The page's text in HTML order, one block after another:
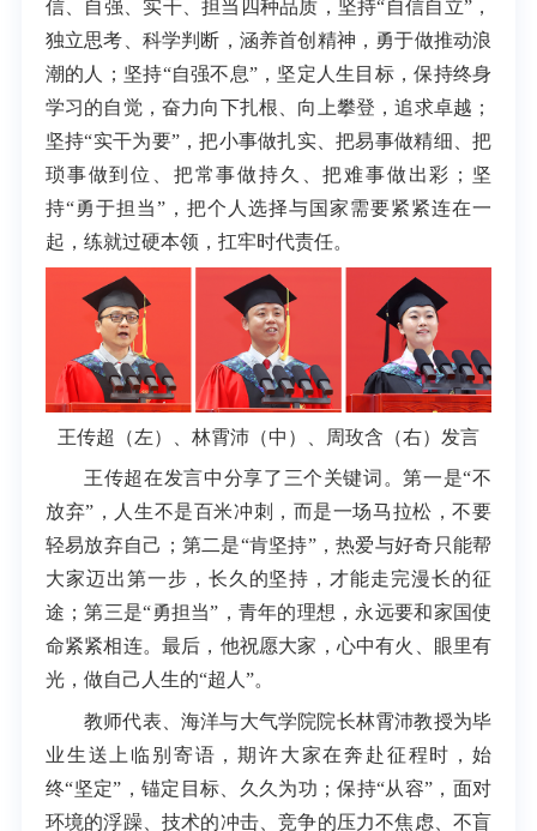
信、自强、实干、担当四种品质，坚持“自信自立”，
独立思考、科学判断，涵养首创精神，勇于做推动浪
潮的人；坚持“自强不息”，坚定人生目标，保持终身
学习的自觉，奋力向下扎根、向上攀登，追求卓越；
坚持“实干为要”，把小事做扎实、把易事做精细、把
琐事做到位、把常事做持久、把难事做出彩；坚
持“勇于担当”，把个人选择与国家需要紧紧连在一
起，练就过硬本领，扛牢时代责任。
王传超（左）、林霄沛（中）、周玫含（右）发言
王传超在发言中分享了三个关键词。第一是“不
放弃”，人生不是百米冲刺，而是一场马拉松，不要
轻易放弃自己；第二是“肯坚持”，热爱与好奇只能帮
大家迈出第一步，长久的坚持，才能走完漫长的征
途；第三是“勇担当”，青年的理想，永远要和家国使
命紧紧相连。最后，他祝愿大家，心中有火、眼里有
光，做自己人生的“超人”。
教师代表、海洋与大气学院院长林霄沛教授为毕
业生送上临别寄语，期许大家在奔赴征程时，始
终“坚定”，锚定目标、久久为功；保持“从容”，面对
环境的浮躁、技术的冲击、竞争的压力不焦虑、不盲